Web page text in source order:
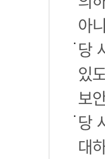
아
당
있
보
당
대